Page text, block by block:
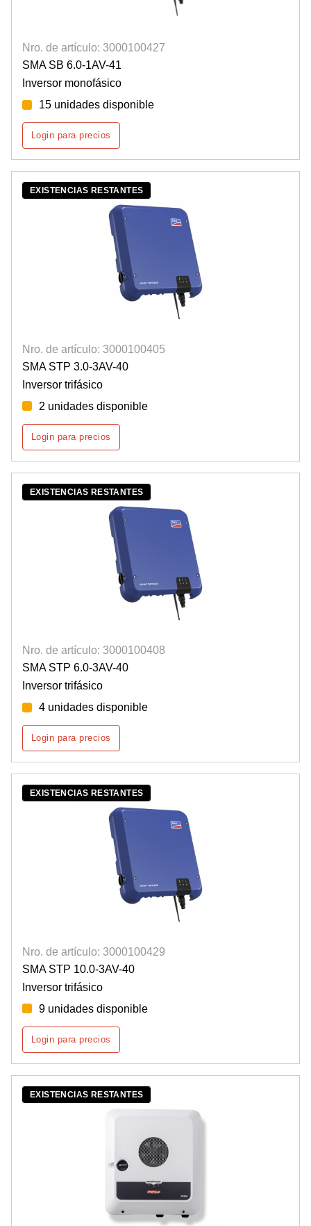
Nro. de artículo: 3000100427
SMA SB 6.0-1AV-41
Inversor monofásico
15 unidades disponible
Login para precios
EXISTENCIAS RESTANTES
Nro. de artículo: 3000100405
SMA STP 3.0-3AV-40
Inversor trifásico
2 unidades disponible
Login para precios
EXISTENCIAS RESTANTES
Nro. de artículo: 3000100408
SMA STP 6.0-3AV-40
Inversor trifásico
4 unidades disponible
Login para precios
EXISTENCIAS RESTANTES
Nro. de artículo: 3000100429
SMA STP 10.0-3AV-40
Inversor trifásico
9 unidades disponible
Login para precios
EXISTENCIAS RESTANTES